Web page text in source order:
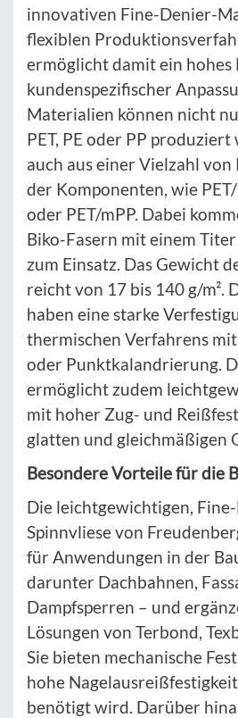
innovativen Fine-Denier-
flexiblen
ermöglicht damit ein hohes
kundenspezifischer
Materialien können nicht
PET, PE oder PP
auch aus einer Vielzahl
der Komponenten, wie PET/
oder PET/mPP. Dabei
Biko-Fasern mit einem
zum Einsatz. Das Gewicht
reicht von 17 bis 140 g/m².
haben eine starke
thermischen Verfahrens
oder Punktkalandrierung.
ermöglicht zudem
mit hoher Zug- und
glatten und gleichmäßigen
Besondere Vorteile für die
Die leichtgewichtigen,
Spinnvliese von
für Anwendungen in der
darunter Dachbahnen,
Dampfsperren – und
Lösungen von Terbond,
Sie bieten mechanische
hohe
benötigt wird. Darüber